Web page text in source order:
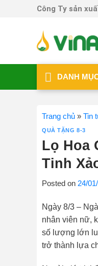
Công Ty sản
DANH
Trang chủ » Tin
QUÀ TẶNG 8-3
Lọ Hoa
Tinh
Posted on 24/
Ngày 8/3 –
nhân viên nữ,
số lượng lớn
trở thành lựa